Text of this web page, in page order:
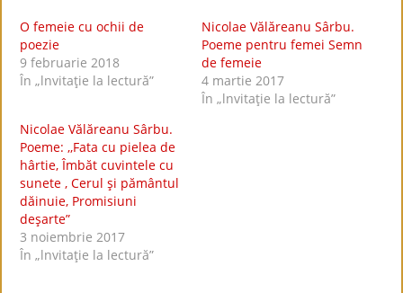
O femeie cu ochii de
poezie
9 februarie 2018
În „lnvitaţie la lectură”
Nicolae Vălăreanu Sârbu.
Poeme pentru femei Semn
de femeie
4 martie 2017
În „lnvitaţie la lectură”
Nicolae Vălăreanu Sârbu.
Poeme: ,,Fata cu pielea de
hârtie, Îmbăt cuvintele cu
sunete , Cerul şi pământul
dăinuie, Promisiuni
deşarte”
3 noiembrie 2017
În „lnvitaţie la lectură”